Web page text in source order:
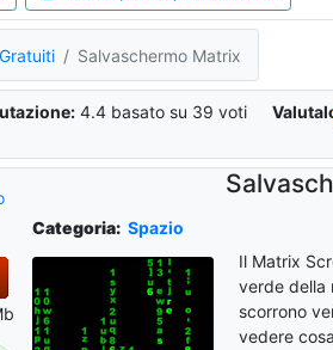
Salvaschermo Matrix
4.4basato su 39 voti
Categoria: Spazio
Il Matrix
verde della
scorrono
vedere